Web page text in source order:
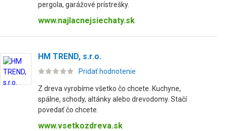
pergola, garážové prístrešky.
www.najlacnejsiechaty.sk
HM TREND, s.r.o.
Pridať hodnotenie
Z dreva vyrobíme všetko čo chcete. Kuchyne,
spálne, schody, altánky alebo drevodomy. Stačí
povedať čo chcete.
www.vsetkozdreva.sk